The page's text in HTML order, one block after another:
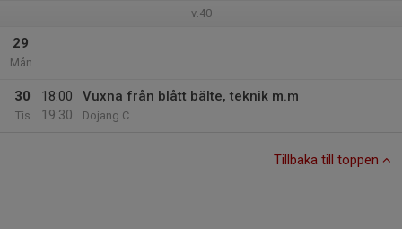
v.40
29
Mån
30
Tis
18:00
19:30
Vuxna från blått bälte, teknik m.m
Dojang C
Tillbaka till toppen